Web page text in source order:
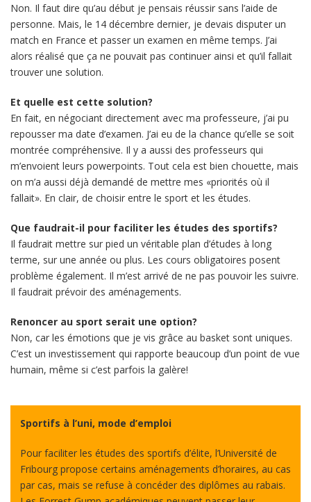
Non. Il faut dire qu’au début je pensais réussir sans l’aide de
personne. Mais, le 14 décembre dernier, je devais disputer un
match en France et passer un examen en même temps. J’ai
alors réalisé que ça ne pouvait pas continuer ainsi et qu’il fallait
trouver une solution.
Et quelle est cette solution?
En fait, en négociant directement avec ma professeure, j’ai pu
repousser ma date d’examen. J’ai eu de la chance qu’elle se soit
montrée compréhensive. Il y a aussi des professeurs qui
m’envoient leurs powerpoints. Tout cela est bien chouette, mais
on m’a aussi déjà demandé de mettre mes «priorités où il
fallait». En clair, de choisir entre le sport et les études.
Que faudrait-il pour faciliter les études des sportifs?
Il faudrait mettre sur pied un véritable plan d’études à long
terme, sur une année ou plus. Les cours obligatoires posent
problème également. Il m’est arrivé de ne pas pouvoir les suivre.
Il faudrait prévoir des aménagements.
Renoncer au sport serait une option?
Non, car les émotions que je vis grâce au basket sont uniques.
C’est un investissement qui rapporte beaucoup d’un point de vue
humain, même si c’est parfois la galère!
Sportifs à l’uni, mode d’emploi
Pour faciliter les études des sportifs d’élite, l’Université de
Fribourg propose certains aménagements d’horaires, au cas
par cas, mais se refuse à concéder des diplômes au rabais.